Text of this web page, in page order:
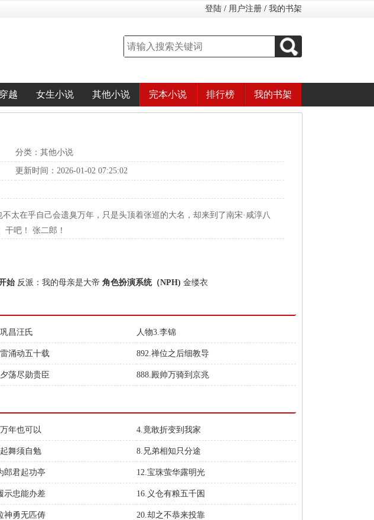
登陆 / 用户注册 / 我的书架
越 女生小说 其他小说 完本小说 排行榜 我的书架
分类：其他小说
更新时间：2026-01-02 07:25:02
太在乎自己会遗臭万年，只是头顶着张巡的大名，却来到了南宋·咸淳八
吧！ 张二郎！
始 反派：我的母亲是大帝 角色扮演系统（NPH) 金缕衣
昌汪氏 人物3.李锦
涌动五十载 892.禅位之后细教导
荡尽勋贵臣 888.殿帅万骑到京兆
年也可以 4.竟敢折变到我家
舞须自勉 8.兄弟相知只分途
郎君起功亭 12.宝珠萤华露明光
示忠能办差 16.义仓有粮五千囷
神勇无匹俦 20.却之不恭来投靠